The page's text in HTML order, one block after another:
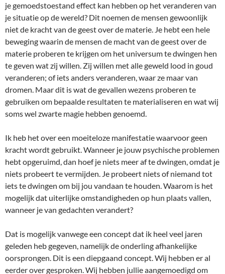
je gemoedstoestand effect kan hebben op het veranderen van
je situatie op de wereld? Dit noemen de mensen gewoonlijk
niet de kracht van de geest over de materie. Je hebt een hele
beweging waarin de mensen de macht van de geest over de
materie proberen te krijgen om het universum te dwingen hen
te geven wat zij willen. Zij willen met alle geweld lood in goud
veranderen; of iets anders veranderen, waar ze maar van
dromen. Maar dit is wat de gevallen wezens proberen te
gebruiken om bepaalde resultaten te materialiseren en wat wij
soms wel zwarte magie hebben genoemd.
Ik heb het over een moeiteloze manifestatie waarvoor geen
kracht wordt gebruikt. Wanneer je jouw psychische problemen
hebt opgeruimd, dan hoef je niets meer af te dwingen, omdat je
niets probeert te vermijden. Je probeert niets of niemand tot
iets te dwingen om bij jou vandaan te houden. Waarom is het
mogelijk dat uiterlijke omstandigheden op hun plaats vallen,
wanneer je van gedachten verandert?
Dat is mogelijk vanwege een concept dat ik heel veel jaren
geleden heb gegeven, namelijk de onderling afhankelijke
oorsprongen. Dit is een diepgaand concept. Wij hebben er al
eerder over gesproken. Wij hebben jullie aangemoedigd om